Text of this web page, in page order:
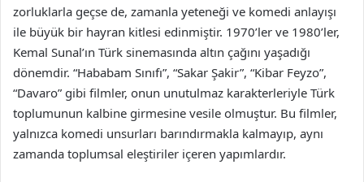
zorluklarla geçse de, zamanla yeteneği ve komedi anlayışı
ile büyük bir hayran kitlesi edinmiştir. 1970’ler ve 1980’ler,
Kemal Sunal’ın Türk sinemasında altın çağını yaşadığı
dönemdir. “Hababam Sınıfı”, “Sakar Şakir”, “Kibar Feyzo”,
“Davaro” gibi filmler, onun unutulmaz karakterleriyle Türk
toplumunun kalbine girmesine vesile olmuştur. Bu filmler,
yalnızca komedi unsurları barındırmakla kalmayıp, aynı
zamanda toplumsal eleştiriler içeren yapımlardır.